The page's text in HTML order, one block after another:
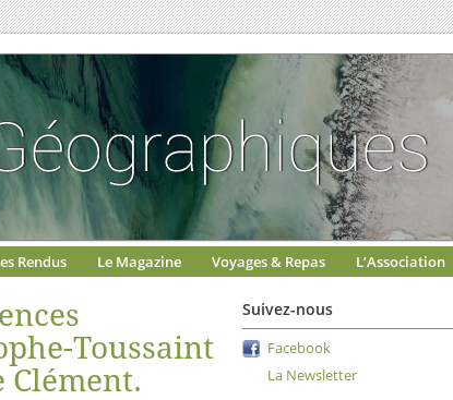
Rendus Le Magazine Voyages & Repas L’Association
Toussaint
Clément.
Suivez-nous
Facebook
La Newsletter